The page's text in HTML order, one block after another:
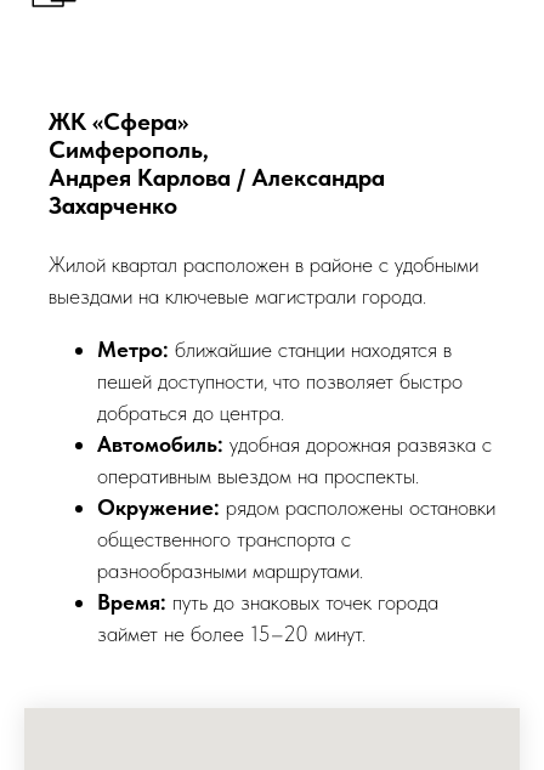
ЖК «Сфера»
Симферополь,
Андрея Карлова / Александра
Захарченко
Жилой квартал расположен в районе с удобными
выездами на ключевые магистрали города.
Метро: ближайшие станции находятся в
пешей доступности, что позволяет быстро
добраться до центра.
Автомобиль: удобная дорожная развязка с
оперативным выездом на проспекты.
Окружение: рядом расположены остановки
общественного транспорта с
разнообразными маршрутами.
Время: путь до знаковых точек города
займет не более 15–20 минут.